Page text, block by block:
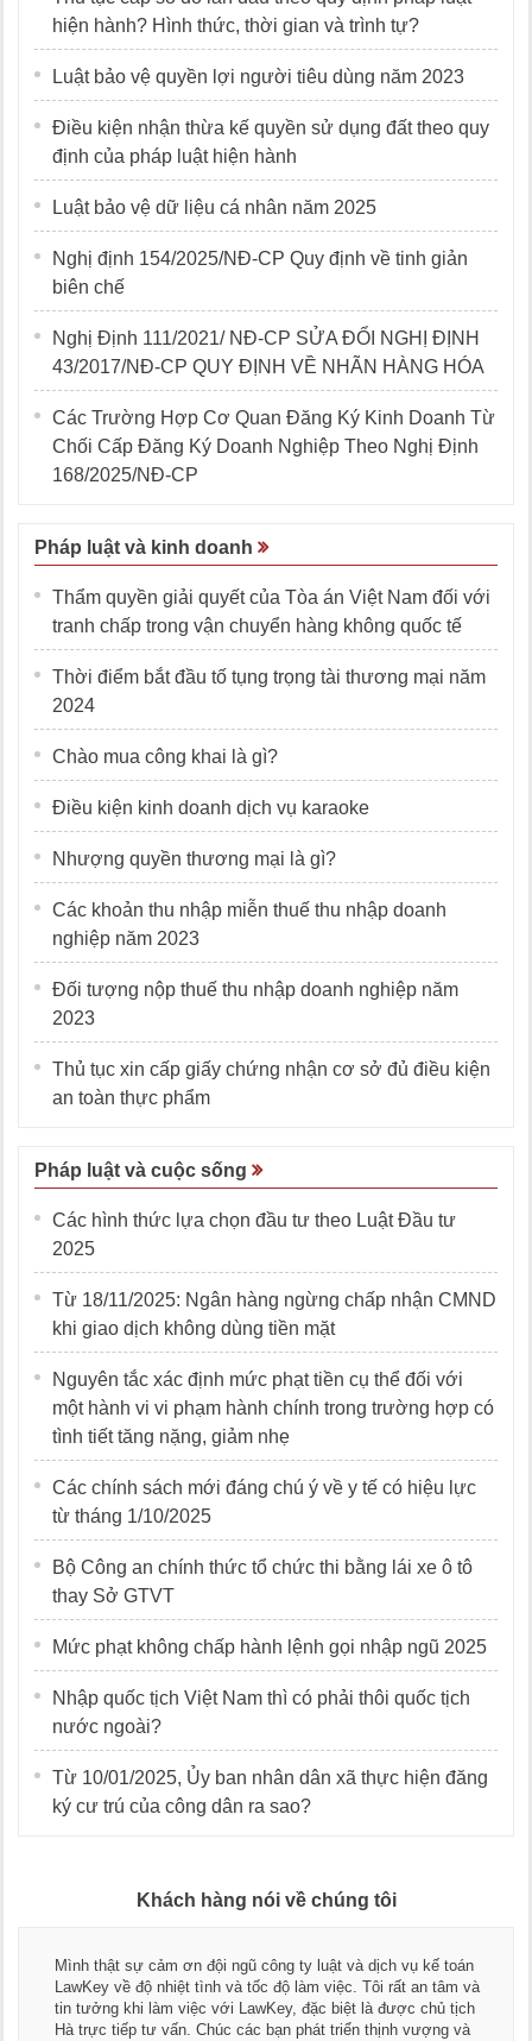
hiện hành? Hình thức, thời gian và trình tự?
Luật bảo vệ quyền lợi người tiêu dùng năm 2023
Điều kiện nhận thừa kế quyền sử dụng đất theo quy
định của pháp luật hiện hành
Luật bảo vệ dữ liệu cá nhân năm 2025
Nghị định 154/2025/NĐ-CP Quy định về tinh giản
biên chế
Nghị Định 111/2021/ NĐ-CP SỬA ĐỔI NGHỊ ĐỊNH
43/2017/NĐ-CP QUY ĐỊNH VỀ NHÃN HÀNG HÓA
Các Trường Hợp Cơ Quan Đăng Ký Kinh Doanh Từ
Chối Cấp Đăng Ký Doanh Nghiệp Theo Nghị Định
168/2025/NĐ-CP
Pháp luật và kinh doanh
Thẩm quyền giải quyết của Tòa án Việt Nam đối với
tranh chấp trong vận chuyển hàng không quốc tế
Thời điểm bắt đầu tố tụng trọng tài thương mại năm
2024
Chào mua công khai là gì?
Điều kiện kinh doanh dịch vụ karaoke
Nhượng quyền thương mại là gì?
Các khoản thu nhập miễn thuế thu nhập doanh
nghiệp năm 2023
Đối tượng nộp thuế thu nhập doanh nghiệp năm
2023
Thủ tục xin cấp giấy chứng nhận cơ sở đủ điều kiện
an toàn thực phẩm
Pháp luật và cuộc sống
Các hình thức lựa chọn đầu tư theo Luật Đầu tư
2025
Từ 18/11/2025: Ngân hàng ngừng chấp nhận CMND
khi giao dịch không dùng tiền mặt
Nguyên tắc xác định mức phạt tiền cụ thể đối với
một hành vi vi phạm hành chính trong trường hợp có
tình tiết tăng nặng, giảm nhẹ
Các chính sách mới đáng chú ý về y tế có hiệu lực
từ tháng 1/10/2025
Bộ Công an chính thức tổ chức thi bằng lái xe ô tô
thay Sở GTVT
Mức phạt không chấp hành lệnh gọi nhập ngũ 2025
Nhập quốc tịch Việt Nam thì có phải thôi quốc tịch
nước ngoài?
Từ 10/01/2025, Ủy ban nhân dân xã thực hiện đăng
ký cư trú của công dân ra sao?
Khách hàng nói về chúng tôi
Mình thật sự cảm ơn đội ngũ công ty luật và dịch vụ kế toán
LawKey về độ nhiệt tình và tốc độ làm việc. Tôi rất an tâm và
tin tưởng khi làm việc với LawKey, đặc biệt là được chủ tịch
Hà trực tiếp tư vấn. Chúc các bạn phát triển thịnh vượng và